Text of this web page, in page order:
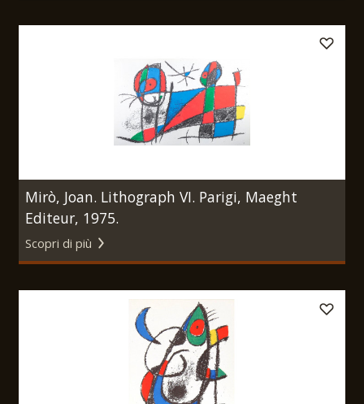
Mirò, Joan. Lithograph VI. Parigi, Maeght
Editeur, 1975.
Scopri di più